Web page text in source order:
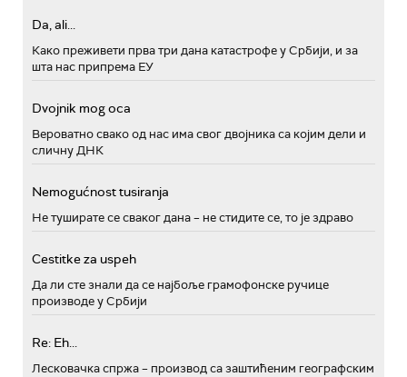
Da, ali...
Како преживети прва три дана катастрофе у Србији, и за
шта нас припрема ЕУ
Dvojnik mog oca
Вероватно свако од нас има свог двојника са којим дели и
сличну ДНК
Nemogućnost tusiranja
Не туширате се сваког дана – не стидите се, то је здраво
Cestitke za uspeh
Да ли сте знали да се најбоље грамофонске ручице
производе у Србији
Re: Eh...
Лесковачка спржа – производ са заштићеним географским